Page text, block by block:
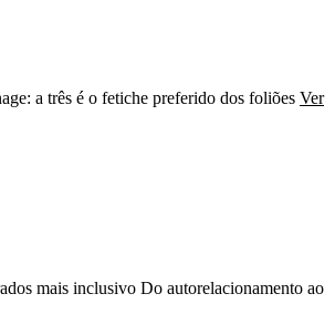
a três é o fetiche preferido dos foliões Ver
mais inclusivo Do autorelacionamento ao